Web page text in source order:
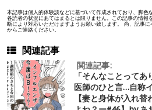
本記事は個人的体験談などに基づいて作成されており、脚色
各読者の状況にあてはまるとは限りません。この記事の情報
断により対応いただけますようお願い致します。 尚、記事
からご連絡ください。
関連記事
関連記事:
「そんなことって
医師のひと言…自称
【妻と身体が入れ